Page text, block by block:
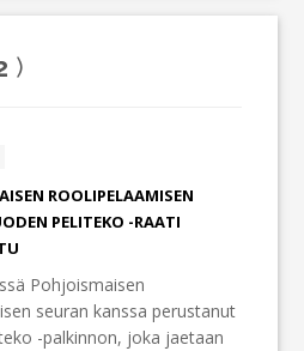
)
ROOLIPELAAMISEN
PELITEKO -RAATI
Pohjoismaisen
seuran kanssa perustanut
-palkinnon, joka jaetaan